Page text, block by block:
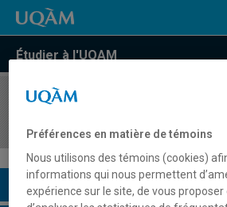
Étudier à l'UQAM
COURS//
Description du cours
Préférences en matière de témoins
Nous utilisons des témoins (cookies)
informations qui nous permettent
expérience sur le site, de vous